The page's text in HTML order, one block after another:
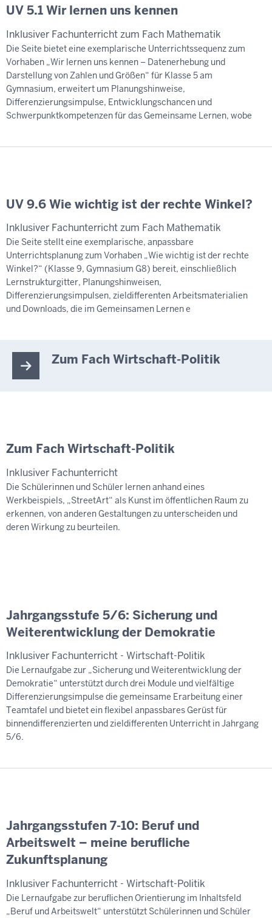
UV 5.1 Wir lernen uns kennen
Inklusiver Fachunterricht zum Fach Mathematik
Die Seite bietet eine exemplarische Unterrichtssequenz zum
Vorhaben „Wir lernen uns kennen – Datenerhebung und
Darstellung von Zahlen und Größen“ für Klasse 5 am
Gymnasium, erweitert um Planungshinweise,
Differenzierungsimpulse, Entwicklungschancen und
Schwerpunktkompetenzen für das Gemeinsame Lernen, wobe
UV 9.6 Wie wichtig ist der rechte Winkel?
Inklusiver Fachunterricht zum Fach Mathematik
Die Seite stellt eine exemplarische, anpassbare
Unterrichtsplanung zum Vorhaben „Wie wichtig ist der rechte
Winkel?“ (Klasse 9, Gymnasium G8) bereit, einschließlich
Lernstrukturgitter, Planungshinweisen,
Differenzierungsimpulsen, zieldifferenten Arbeitsmaterialien
und Downloads, die im Gemeinsamen Lernen e
Zum Fach Wirtschaft-Politik
Zum Fach Wirtschaft-Politik
Inklusiver Fachunterricht
Die Schülerinnen und Schüler lernen anhand eines
Werkbeispiels, „StreetArt“ als Kunst im öffentlichen Raum zu
erkennen, von anderen Gestaltungen zu unterscheiden und
deren Wirkung zu beurteilen.
Jahrgangsstufe 5/6: Sicherung und
Weiterentwicklung der Demokratie
Inklusiver Fachunterricht - Wirtschaft-Politik
Die Lernaufgabe zur „Sicherung und Weiterentwicklung der
Demokratie“ unterstützt durch drei Module und vielfältige
Differenzierungsimpulse die gemeinsame Erarbeitung einer
Teamtafel und bietet ein flexibel anpassbares Gerüst für
binnendifferenzierten und zieldifferenten Unterricht in Jahrgang
5/6.
Jahrgangsstufen 7-10: Beruf und
Arbeitswelt – meine berufliche
Zukunftsplanung
Inklusiver Fachunterricht - Wirtschaft-Politik
Die Lernaufgabe zur beruflichen Orientierung im Inhaltsfeld
„Beruf und Arbeitswelt“ unterstützt Schülerinnen und Schüler